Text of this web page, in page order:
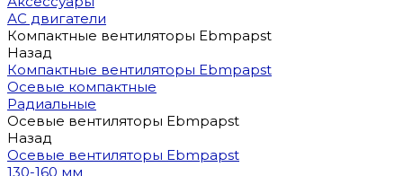
АС двигатели
Компактные вентиляторы Ebmpapst
Назад
Компактные вентиляторы Ebmpapst
Осевые компактные
Радиальные
Осевые вентиляторы Ebmpapst
Назад
Осевые вентиляторы Ebmpapst
130-160 мм